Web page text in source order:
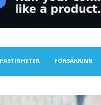
FASTIGHETER FÖRSÄKRING